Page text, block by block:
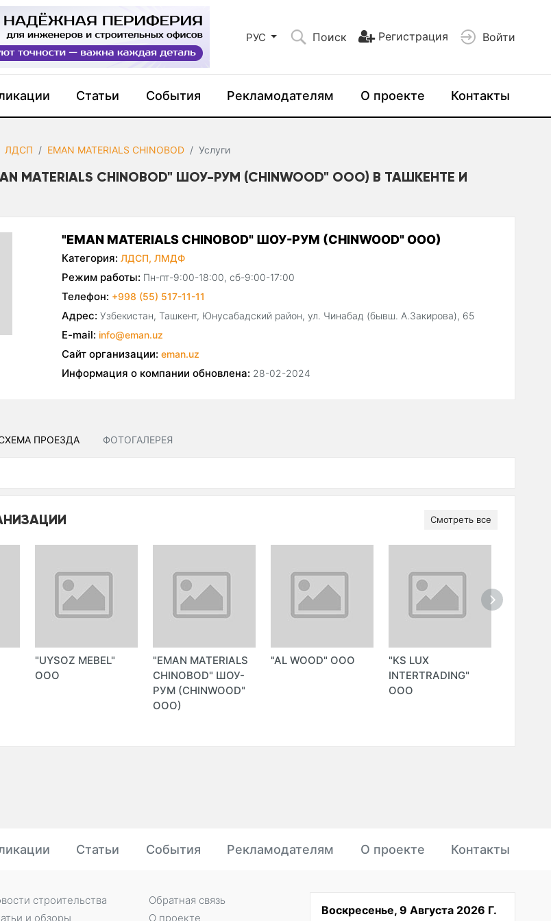
РУС Поиск Регистрация Войти
Статьи События Рекламодателям О проекте Контакты
ЛДСП EMAN MATERIALS CHINOBOD Услуги
MATERIALS CHINOBOD" ШОУ-РУМ (CHINWOOD" ООО) В ТАШКЕНТЕ И
"EMAN MATERIALS CHINOBOD" ШОУ-РУМ (CHINWOOD" ООО)
Категория: ЛДСП, ЛМДФ
Режим работы: Пн-пт-9:00-18:00, сб-9:00-17:00
Телефон: +998 (55) 517-11-11
Адрес: Узбекистан, Ташкент, Юнусабадский район, ул. Чинабад (бывш. А.Закирова), 65
E-mail: info@eman.uz
Сайт организации: eman.uz
Информация о компании обновлена: 28-02-2024
ПРОЕЗДА ФОТОГАЛЕРЕЯ
Смотреть все
"UYSOZ MEBEL"
ООО
"EMAN MATERIALS
CHINOBOD" ШОУ-
РУМ (CHINWOOD"
ООО)
"AL WOOD" ООО
"KS LUX
INTERTRADING"
ООО
Статьи События Рекламодателям О проекте Контакты
Воскресенье, 9 Августа 2026 Г.
строительства
и обзоры
Обратная связь
О проекте